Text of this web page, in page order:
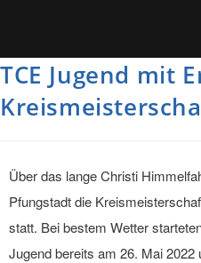
TCE Jugend mit
Über das lange Christi
Pfungstadt die
statt. Bei bestem Wetter
Jugend bereits am 26. Mai 2022